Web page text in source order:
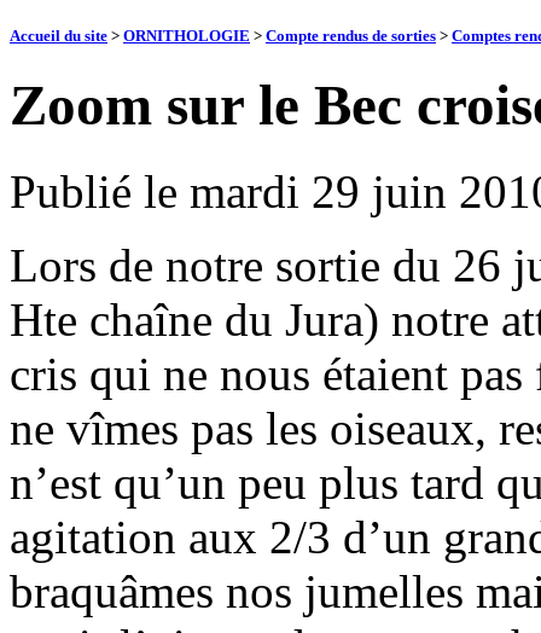
Accueil du site > ORNITHOLOGIE > Compte rendus de sorties > Comptes
Zoom sur le Bec
Publié le mardi 29 juin
Lors de notre sortie du 26
Hte chaîne du Jura) notre
cris qui ne nous étaient
ne vîmes pas les oiseaux,
n’est qu’un peu plus tard
agitation aux 2/3 d’un
braquâmes nos jumelles